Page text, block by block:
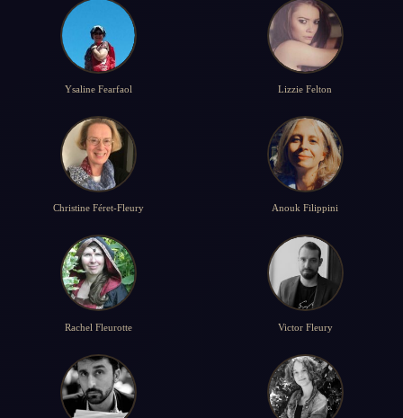
Ysaline Fearfaol Lizzie Felton
Christine Féret-Fleury Anouk Filippini
Rachel Fleurotte Victor Fleury